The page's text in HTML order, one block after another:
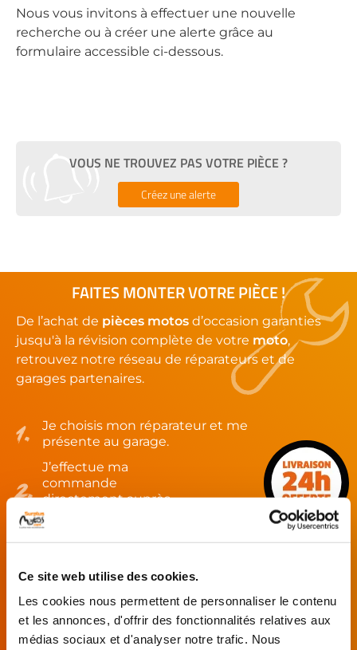
Ce site web utilise des cookies.
Les cookies nous permettent de personnaliser le contenu
et les annonces, d'offrir des fonctionnalités relatives aux
médias sociaux et d'analyser notre trafic. Nous
Nous vous invitons à effectuer une nouvelle
recherche ou à créer une alerte grâce au
formulaire accessible ci-dessous.
VOUS NE TROUVEZ PAS VOTRE PIÈCE ?
Créez une alerte
FAITES MONTER VOTRE PIÈCE !
De l’achat de pièces motos d’occasion garanties
jusqu'à la révision complète de votre moto,
retrouvez notre réseau de réparateurs et de
garages partenaires.
Je choisis mon réparateur et me
présente au garage.
J’effectue ma
commande
directement auprès
du réparateur.
Mes pièces sont livrées et